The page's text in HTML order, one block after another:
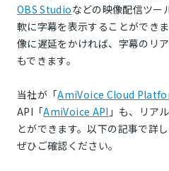
OBS Studioなどの映像配信ツー
軟に字幕を表示することができ
像に遅延をかければ、字幕のリ
もできます。
当社が「AmiVoice Cloud
API「AmiVoice API 」も、リア
とができます。以下の記事で詳
ぜひご確認ください。